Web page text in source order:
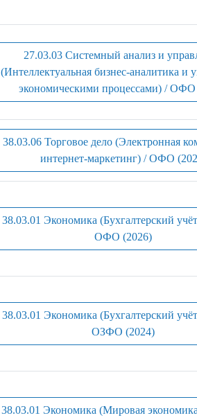
27.03.03 Системный анализ и
(Интеллектуальная бизнес-аналитика и
экономическими процессами) / ОФО
38.03.06 Торговое дело (Электронная
интернет-маркетинг) / ОФО
38.03.01 Экономика (Бухгалтерский
ОФО (2026)
38.03.01 Экономика (Бухгалтерский
ОЗФО (2024)
38.03.01 Экономика (Мировая